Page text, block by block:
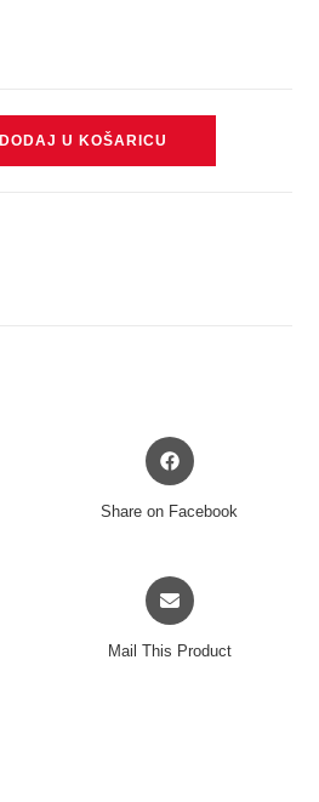
DODAJ U KOŠARICU
Opens
in
Share on Facebook
Opens
in
Mail This Product